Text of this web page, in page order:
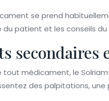
se prend
du patient et les conseils
secondaires
médicament, le
des palpitations,